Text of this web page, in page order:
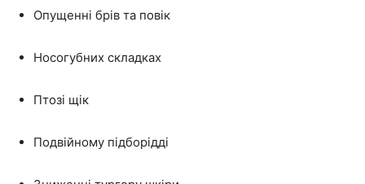
Опущенні брів та повік
Носогубних складках
Птозі щік
Подвійному підборідді